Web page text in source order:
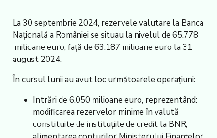
La 30 septembrie 2024, rezervele valutare la Banca
Naţională a României se situau la nivelul de 65.778
milioane euro, față de 63.187 milioane euro la 31
august 2024.
În cursul lunii au avut loc următoarele operaţiuni:
Intrări de 6.050 milioane euro, reprezentând:
modificarea rezervelor minime în valută
constituite de instituțiile de credit la BNR;